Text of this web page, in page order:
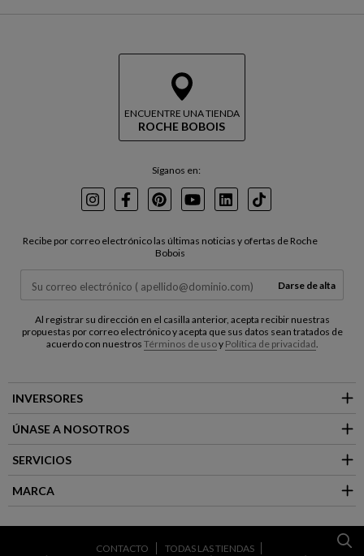
ENCUENTRE UNA TIENDA
ROCHE BOBOIS
Síganos en:
InstagramFacebookPinterest
YoutubeLinkedInTikTok
Recibe por correo electrónico las últimas noticias y ofertas de Roche
Bobois
Darse de alta
Al registrar su dirección en el casilla anterior, acepta recibir nuestras
propuestas por correo electrónico y acepta que sus datos sean tratados de
acuerdo con nuestros Términos de usoy Política de privacidad.
INVERSORES
ÚNASE A NOSOTROS
SERVICIOS
MARCA
CONTACTO
TODAS LAS TIENDAS